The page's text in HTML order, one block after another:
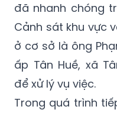
chợ Tân Phong.
Ngay sau khi tiếp
đã nhanh chóng
Cảnh sát khu vực
ở cơ sở là ông
ấp Tân Huề, xã